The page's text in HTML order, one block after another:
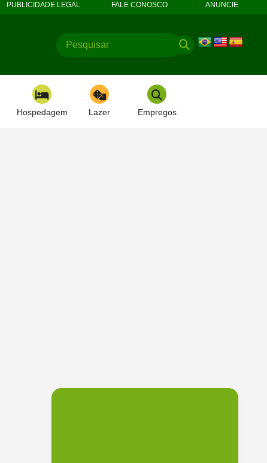
PUBLICIDADE LEGAL FALE CONOSCO ANUNCIE
Hospedagem Lazer Empregos